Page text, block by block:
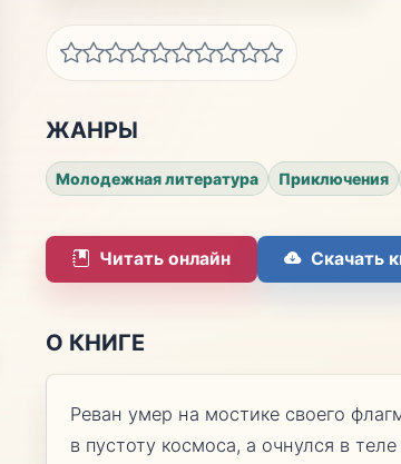
ЖАНРЫ
Молодежная литература Приключения
Читать онлайн Скачать
О КНИГЕ
Реван умер на мостике своего
в пустоту космоса, а очнулся в